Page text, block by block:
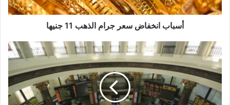
أسباب انخفاض سعر جرام الذهب 11 جنيها
البورصة
تربح
5.8
مليار
جنيه
في